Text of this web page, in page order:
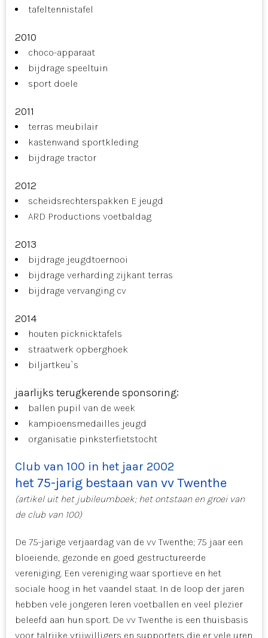
tafeltennistafel
2010
choco-apparaat
bijdrage speeltuin
sport doele
2011
terras meubilair
kastenwand sportkleding
bijdrage tractor
2012
scheidsrechterspakken E jeugd
ARD Productions voetbaldag
2013
bijdrage jeugdtoernooi
bijdrage verharding zijkant terras
bijdrage vervanging cv
2014
houten picknicktafels
straatwerk opberghoek
biljartkeu`s
jaarlijks terugkerende sponsoring:
ballen pupil van de week
kampioensmedailles jeugd
organisatie pinksterfietstocht
Club van 100 in het jaar 2002
het 75-jarig bestaan van vv Twenthe
(artikel uit het jubileumboek; het ontstaan en groei van
de club van 100)
De 75-jarige verjaardag van de vv Twenthe; 75 jaar een
bloeiende, gezonde en goed gestructureerde
vereniging. Een vereniging waar sportieve en het
sociale hoog in het vaandel staat. In de loop der jaren
hebben vele jongeren leren voetballen en veel plezier
beleefd aan hun sport. De vv Twenthe is een thuisbasis
voor talrijke vrijwilligers en supporters die er vele uren